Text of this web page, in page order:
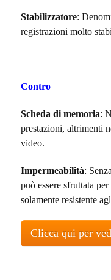
Stabilizzatore:
registrazioni molto
Contro
Scheda di memoria:
prestazioni, altrimenti
video.
Impermeabilità:
può essere sfruttata
solamente resistente
Clicca qui per